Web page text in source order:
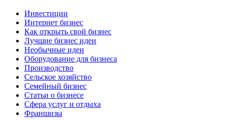
Инвестиции
Интернет бизнес
Как открыть свой бизнес
Лучшие бизнес идеи
Необычные идеи
Оборудование для бизнеса
Производство
Сельское хозяйство
Семейный бизнес
Статьи о бизнесе
Сфера услуг и отдыха
Франшизы